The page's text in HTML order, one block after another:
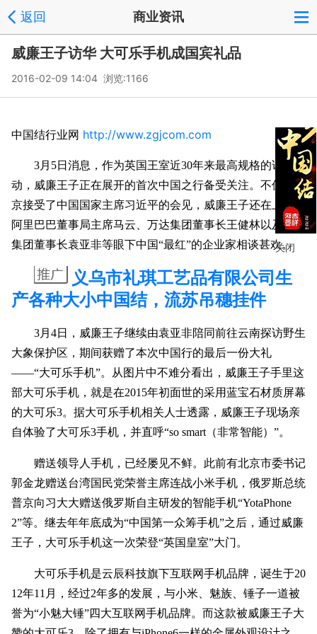
返回 商业资讯
威廉王子访华 大可乐手机成国宾礼品
2016-02-09 14:04 浏览:1166
中国结行业网 http://www.zgjcom.com
3月5日消息，作为英国王室近30年来最高规格的访华行
动，威廉王子正在展开的首次中国之行备受关注。不仅在北
京接受了中国国家主席习近平的会见，威廉王子还在上海与
阿里巴巴董事局主席马云、万达集团董事长王健林以及三胞
集团董事长袁亚非等眼下中国“最红”的企业家相谈甚欢。
义乌市礼琪工艺品有限公司生
产各种大小中国结，流苏吊穗挂件
3月4日，威廉王子继续由袁亚非陪同前往云南探访野生
大象保护区，期间获赠了本次中国行的最后一份大礼
——“大可乐手机”。从图片中不难分看出，威廉王子手里这
部大可乐手机，就是在2015年初面世的采用蓝宝石材质屏幕
的大可乐3。据大可乐手机相关人士透露，威廉王子现场亲
自体验了大可乐3手机，并直呼“so smart（非常智能）”。
赠送领导人手机，已经屡见不鲜。此前有北京市委书记
郭金龙赠送台湾国民党荣誉主席连战小米手机，俄罗斯总统
普京向习大大赠送俄罗斯自主研发的智能手机“YotaPhone
2”等。继去年年底成为“中国第一众筹手机”之后，通过威廉
王子，大可乐手机这一次荣登“英国皇室”大门。
大可乐手机是云辰科技旗下互联网手机品牌，诞生于20
12年11月，经过2年多的发展，与小米、魅族、锤子一道被
誉为“小魅大锤”四大互联网手机品牌。而这款被威廉王子大
关闭